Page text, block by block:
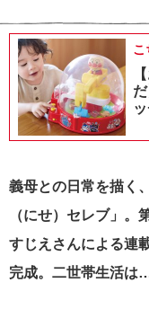
こ
義母との日常を描く
（にせ）セレブ」。
すじえさんによる連
完成。二世帯生活は